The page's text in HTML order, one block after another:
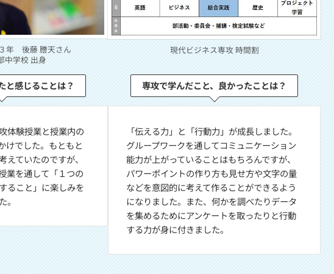
年 後藤 謄天さん
中学校 出身
現代ビジネス専攻 時間割
と感じることは？
体験授業と授業内の
けでした。もともと
えていたのですが、
業を通して「１つの
ること」に楽しみを
。
専攻で学んだこと、良かったことは？
「伝える力」と「行動力」が成長しました。
グループワークを通してコミュニケーション
能力が上がっていることはもちろんですが、
パワーポイントの作り方も見せ方や文字の量
などを意図的に考えて作ることができるよう
になりました。また、何かを調べたりデータ
を集めるためにアンケートを取ったりと行動
する力が身に付きました。